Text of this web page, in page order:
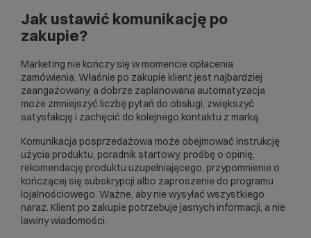
Jak ustawić komunikację po
zakupie?
Marketing nie kończy się w momencie opłacenia
zamówienia. Właśnie po zakupie klient jest najbardziej
zaangażowany, a dobrze zaplanowana automatyzacja
może zmniejszyć liczbę pytań do obsługi, zwiększyć
satysfakcję i zachęcić do kolejnego kontaktu z marką.
Komunikacja posprzedażowa może obejmować instrukcję
użycia produktu, poradnik startowy, prośbę o opinię,
rekomendację produktu uzupełniającego, przypomnienie o
kończącej się subskrypcji albo zaproszenie do programu
lojalnościowego. Ważne, aby nie wysyłać wszystkiego
naraz. Klient po zakupie potrzebuje jasnych informacji, a nie
lawiny wiadomości.